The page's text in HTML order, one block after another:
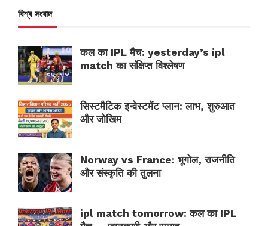
বিশ্ব সংবাদ
कल का IPL मैच: yesterday’s ipl
match का संक्षिप्त विश्लेषण
सिस्टमैटिक इन्वेस्टमेंट प्लान: लाभ, शुरुआत
और जोखिम
Norway vs France: भूगोल, राजनीति
और संस्कृति की तुलना
ipl match tomorrow: कल का IPL